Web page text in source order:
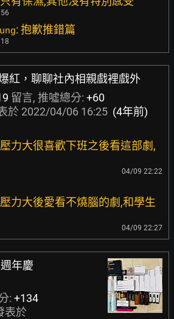
: 抱歉推錯篇
紅，聊聊社內相親戲裡戲外
留言, 推噓總分: +60
於 2022/04/06 16:25 (4年前)
力大很喜歡下班之後看這部劇,
04/09 22:22
力大後愛看不燒腦的劇,和學生
04/09 22:27
年慶
: +134
表於